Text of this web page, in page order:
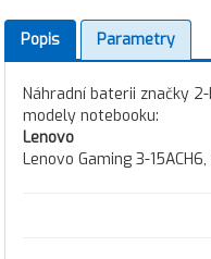
Popis Parametry
Náhradní baterii značky
modely notebooku:
Lenovo
Lenovo Gaming 3-